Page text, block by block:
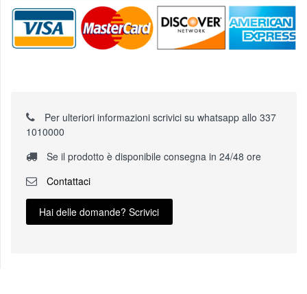
Per ulteriori informazioni scrivici su whatsapp allo 337
1010000
Se il prodotto è disponibile consegna in 24/48 ore
Contattaci
Hai delle domande? Scrivici